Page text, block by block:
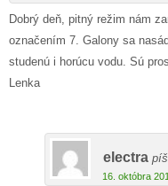
Dobrý deň, pitný režim nám
označením 7. Galony sa
studenú i horúcu vodu. Sú
Lenka
electra
16. októbra